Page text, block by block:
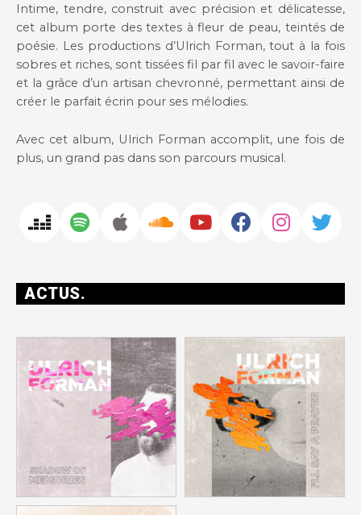
Intime, tendre, construit avec précision et délicatesse,
cet album porte des textes à fleur de peau, teintés de
poésie. Les productions d’Ulrich Forman, tout à la fois
sobres et riches, sont tissées fil par fil avec le savoir-faire
et la grâce d’un artisan chevronné, permettant ainsi de
créer le parfait écrin pour ses mélodies.
Avec cet album, Ulrich Forman accomplit, une fois de
plus, un grand pas dans son parcours musical.
ACTUS.